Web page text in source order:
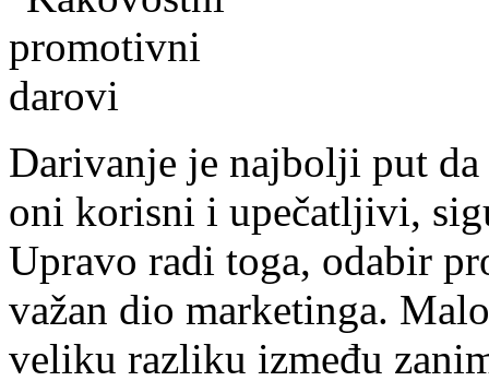
Darivanje je najbolji put da
oni korisni i upečatljivi,
Upravo radi toga, odabir
važan dio marketinga.
veliku razliku između